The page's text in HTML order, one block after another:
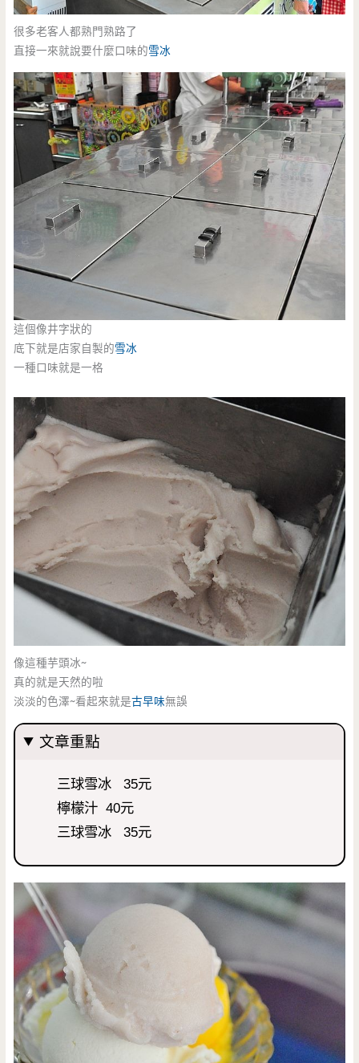
很多老客人都熟門熟路了
直接一來就說要什麼口味的雪冰
這個像井字狀的
底下就是店家自製的雪冰
一種口味就是一格
像這種芋頭冰~
真的就是天然的啦
淡淡的色澤~看起來就是古早味無誤
文章重點
三球雪冰 35元
檸檬汁 40元
三球雪冰 35元